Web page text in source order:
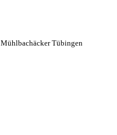
Mühlbachäcker Tübingen